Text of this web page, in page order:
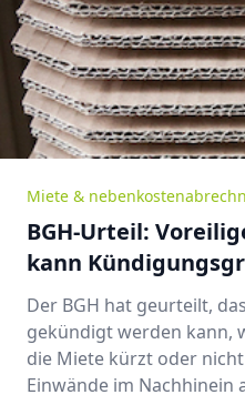
Miete &
BGH-Urteil:
kann
Der BGH hat geurteilt,
gekündigt werden kann,
die Miete kürzt oder
Einwände im Nachhinein